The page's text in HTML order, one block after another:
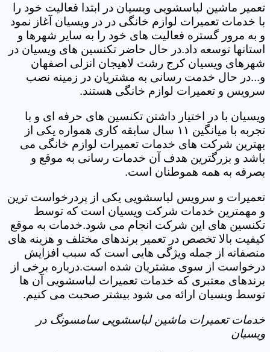
تعمیر ماشین لباسشویی ویسیان در ابتدا فعالیت خود را
با خدمات تعمیرات لوازم خانگی در در ویسیان آغاز نمود
و به مرور گستره فعالیت های خود را به سایر شهرها و
استانها توسعه داد.در حال حاضر تکنسین های ویسیان در
شهرهای ویسیان کرج رشت لاهیجان انزلی اصفهان
و...در حال خدمت رسانی به مشتریان در زمینه نصب
سرویس و تعمیرات لوازم خانگی هستند.
ویسیان با در اختیار داشتن تکنسین های حرفه ای و با
تجربه با میانگین ۱۱ سال سابقه کاری همواره یکی از
بهترین شرکت های خدمات تعمیرات لوازم خانگی می
باشد و بزرگترین هدف آن خدمات رسانی به موقع و
بصرفه به همه هموطنان است.
تعمیرات و سرویس لباسشویی یکی از پردرخواست ترین
و مهمترین خدمات شرکت ویسیان است که توسط
تکنسین های این شرکت انجام می شود.خدمات به موقع
کیفیت بالا تخصص در تعمیر برندهای مختلف و هزینه های
منصفانه از جمله ویژگی هایی است که سبب افزایش
درخواست از سوی مشتریان شده است.درباره برخی از
برندهای معتبری که خدمات تعمیرات لباسشویی آن ها
توسط ویسیان ارائه می شود بیشتر صحبت می کنیم.
خدمات تعمیرات ماشین لباسشویی سامسونگ در
ویسیان